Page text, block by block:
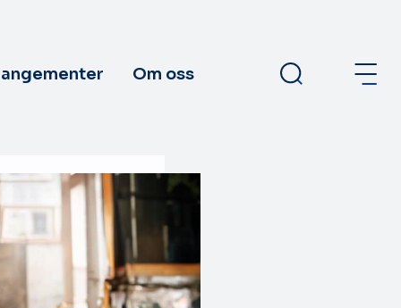
Om oss